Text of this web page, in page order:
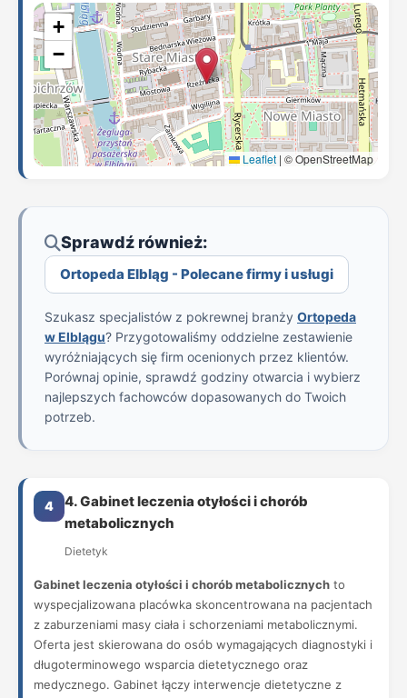
+
−
Leaflet | © OpenStreetMap
Sprawdź również:
Ortopeda Elbląg - Polecane firmy i usługi
Szukasz specjalistów z pokrewnej branży Ortopeda
w Elblągu? Przygotowaliśmy oddzielne zestawienie
wyróżniających się firm ocenionych przez klientów.
Porównaj opinie, sprawdź godziny otwarcia i wybierz
najlepszych fachowców dopasowanych do Twoich
potrzeb.
4
4. Gabinet leczenia otyłości i chorób
metabolicznych
Dietetyk
Gabinet leczenia otyłości i chorób metabolicznych to
wyspecjalizowana placówka skoncentrowana na pacjentach
z zaburzeniami masy ciała i schorzeniami metabolicznymi.
Oferta jest skierowana do osób wymagających diagnostyki i
długoterminowego wsparcia dietetycznego oraz
medycznego. Gabinet łączy interwencje dietetyczne z